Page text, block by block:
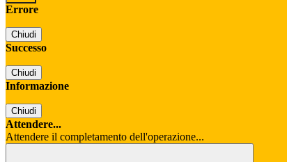
Errore
Chiudi
Successo
Chiudi
Informazione
Chiudi
Attendere...
Attendere il completamento dell'operazione...